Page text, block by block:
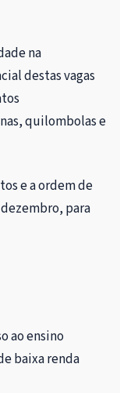
na
destas vagas
quilombolas e
e a ordem de
para
ao ensino
baixa renda